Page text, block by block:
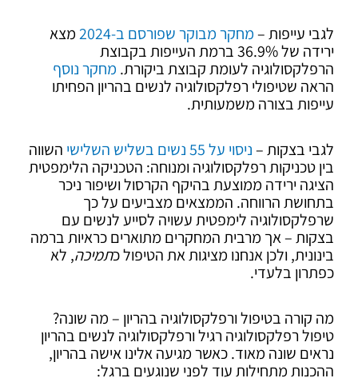
לגבי עייפות –מחקר מבוקר שפורסם ב-2024
מצא
ירידה של 36.9% ברמת העייפות בקבוצת
הרפלקסולוגיה לעומת קבוצת ביקורת. מחקר נוסף
הראה שטיפולי רפלקסולוגיה לנשים בהריון הפחיתו
עייפות בצורה משמעותית.
לגבי בצקות –ניסוי על 55 נשים בשליש השלישי
השווה
בין טכניקות רפלקסולוגיה ומנוחה: הטכניקה הלימפטית
הציגה ירידה ממוצעת בהיקף הקרסול ושיפור ניכר
בתחושת הרווחה. הממצאים מצביעים על כך
שרפלקסולוגיה לימפטית עשויה לסייע לנשים עם
בצקות – אך מרבית המחקרים מתוארים כראיות ברמה
בינונית, ולכן אנחנו מציגות את הטיפול כתמיכה, לא
כפתרון בלעדי.
מה קורה בטיפול ורפלקסולוגיה בהריון – מה שונה?
טיפול רפלקסולוגיה רגיל ורפלקסולוגיה לנשים בהריון
נראים שונה מאוד. כאשר מגיעה אלינו אישה בהריון,
ההכנות מתחילות עוד לפני שנוגעים ברגל: